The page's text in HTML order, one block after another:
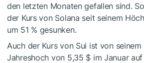
den letzten Monaten gefallen sind.
der Kurs von Solana seit seinem
um 51 % gesunken.
Auch der Kurs von Sui ist von
Jahreshoch von 5,35 $ im Januar